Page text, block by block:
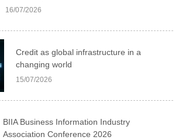
16/07/2026
Credit as global infrastructure in a
changing world
15/07/2026
BIIA Business Information Industry
Association Conference 2026